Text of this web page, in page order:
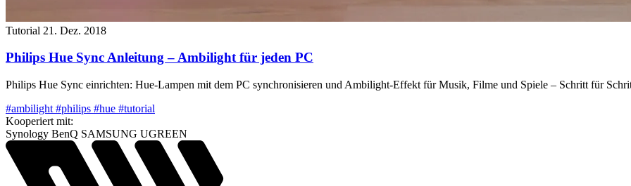
Tutorial 21. Dez. 2018
Philips Hue Sync Anleitung – Ambilight für jeden PC
Philips Hue Sync einrichten: Hue-Lampen mit dem PC synchronisieren und Ambilight-Effekt für Musik, Filme und Spiele – Schritt für
#ambilight #philips #hue #tutorial
Kooperiert mit:
Synology BenQ SAMSUNG UGREEN